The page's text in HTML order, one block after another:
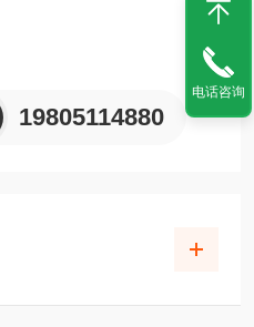
19805114880
电话咨询